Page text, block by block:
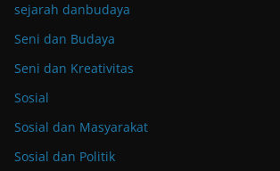
sejarah danbudaya
Seni dan Budaya
Seni dan Kreativitas
Sosial
Sosial dan Masyarakat
Sosial dan Politik